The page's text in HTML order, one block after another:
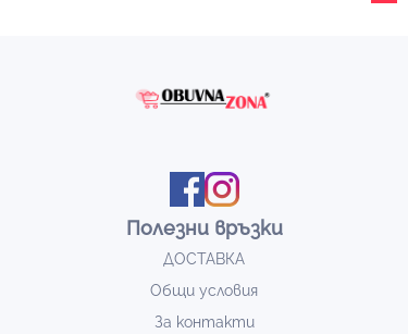
Полезни връзки
ДОСТАВКА
Общи условия
За контакти